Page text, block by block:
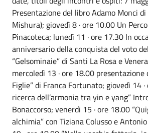
Presentazione del libro Adamo Monci
Mishura); giovedì 8 · ore 10.00 Un
Pinacoteca; lunedì 11 · ore 17.30 In
anniversario della conquista del voto
“Gelsominaie” di Santi La Rosa e
mercoledì 13 · ore 18.00
Figlie” di Franca Fortunato; giovedì 14
ricerca dell’armonia tra yin e yang”
Bonaccorso; venerdì 15 · ore 18.00
alchimia” con Tiziana Colusso e